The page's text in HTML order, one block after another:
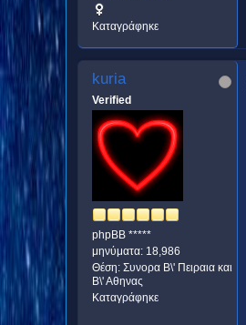
Καταγράφηκε
kuria
Verified
phpBB *****
μηνύματα: 18,986
Θέση: Συνορα Β\' Πειραια και
Β\' Αθηνας
Καταγράφηκε